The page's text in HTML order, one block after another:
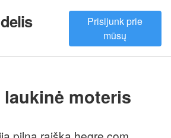
Prisijunk prie
mūsų
laukinė moteris